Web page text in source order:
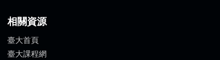
相關資源
臺大首頁
臺大課程網